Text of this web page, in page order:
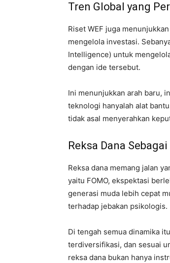
Tren Global yang
Riset WEF juga
mengelola investasi.
Intelligence) untuk
dengan ide tersebut.
Ini menunjukkan arah baru,
teknologi hanyalah alat
tidak asal menyerahkan
Reksa Dana
Reksa dana memang jalan
yaitu FOMO, ekspektasi
generasi muda lebih cepat
terhadap jebakan psikologis.
Di tengah semua dinamika
terdiversifikasi, dan sesuai
reksa dana bukan hanya